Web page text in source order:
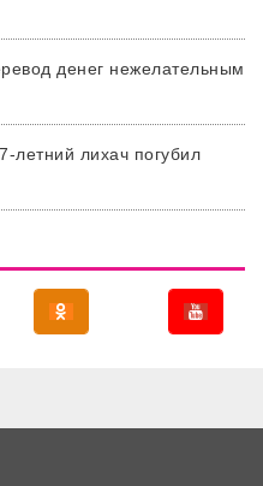
денег нежелательным
летний лихач погубил